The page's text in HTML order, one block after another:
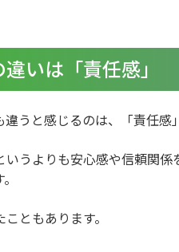
いは「責任感」
うと感じるのは、「責任感
うよりも安心感や信頼関係
ともあります。